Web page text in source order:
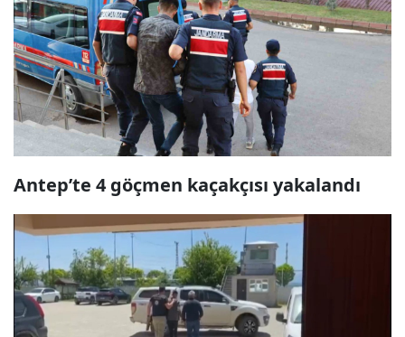
Antep’te 4 göçmen kaçakçısı yakalandı